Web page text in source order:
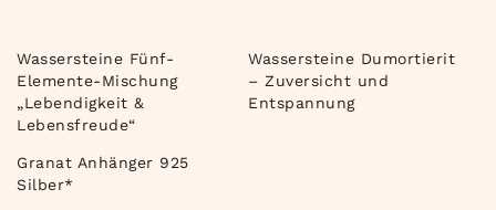
Wassersteine Fünf-
Elemente-Mischung
„Lebendigkeit &
Lebensfreude“
Wassersteine Dumortierit
– Zuversicht und
Entspannung
Granat Anhänger 925
Silber*